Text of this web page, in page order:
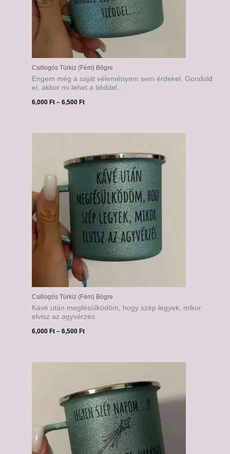
Csillogós Türkiz (Fém) Bögre
Engem még a saját véleményem sem érdekel. Gondold
el, akkor mi lehet a tiéddel…
6,000Ft – 6,500Ft
Csillogós Türkiz (Fém) Bögre
Kávé után megfésülködöm, hogy szép legyek, mikor
elvisz az agyvérzés
6,000Ft – 6,500Ft
6,500 Ft